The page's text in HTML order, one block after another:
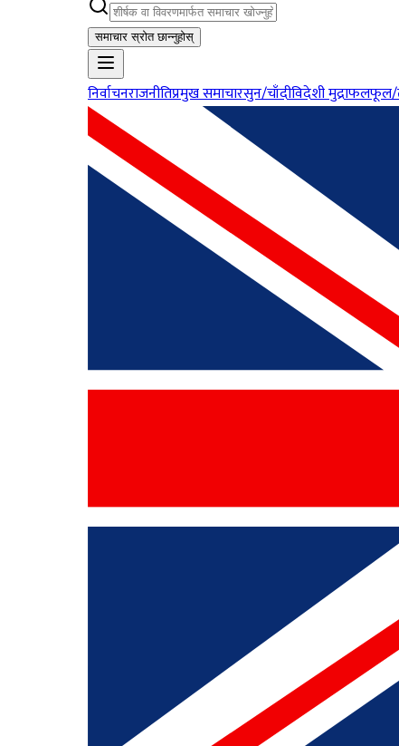
समाचार स्रोत छान्नुहोस्
निर्वाचनराजनीतिप्रमुख समाचारसुन/चाँदीविदेशी मुद्राफलफूल/